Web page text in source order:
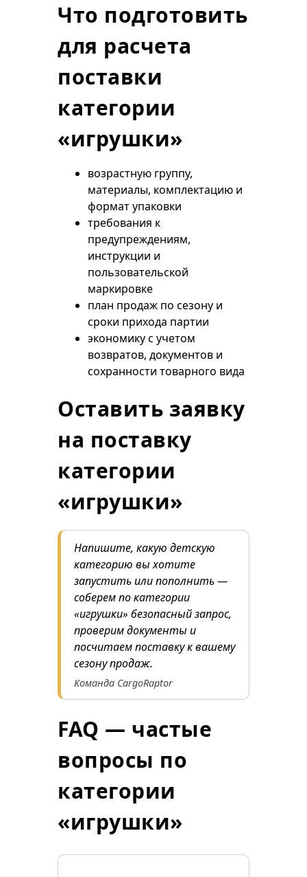
Что подготовить
для расчета
поставки
категории
«игрушки»
возрастную группу,
материалы, комплектацию и
формат упаковки
требования к
предупреждениям,
инструкции и
пользовательской
маркировке
план продаж по сезону и
сроки прихода партии
экономику с учетом
возвратов, документов и
сохранности товарного вида
Оставить заявку
на поставку
категории
«игрушки»
Напишите, какую детскую
категорию вы хотите
запустить или пополнить —
соберем по категории
«игрушки» безопасный запрос,
проверим документы и
посчитаем поставку к вашему
сезону продаж.
Команда CargoRaptor
FAQ — частые
вопросы по
категории
«игрушки»